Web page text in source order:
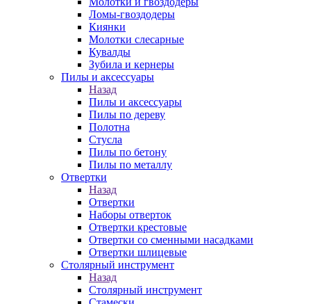
Ломы-гвоздодеры
Киянки
Молотки слесарные
Кувалды
Зубила и кернеры
Пилы и аксессуары
Назад
Пилы и аксессуары
Пилы по дереву
Полотна
Стусла
Пилы по бетону
Пилы по металлу
Отвертки
Назад
Отвертки
Наборы отверток
Отвертки крестовые
Отвертки со сменными насадками
Отвертки шлицевые
Столярный инструмент
Назад
Столярный инструмент